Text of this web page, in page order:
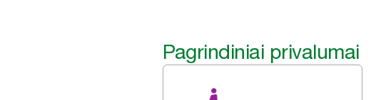
Pagrindiniai privalumai